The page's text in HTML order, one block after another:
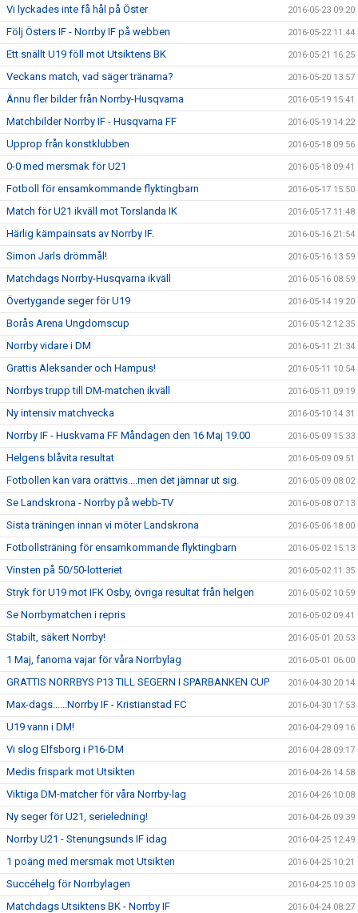
Vi lyckades inte få hål på Öster 2016-05-23 09:20
Följ Östers IF - Norrby IF på webben 2016-05-22 11:44
Ett snällt U19 föll mot Utsiktens BK 2016-05-21 16:25
Veckans match, vad säger tränarna? 2016-05-20 13:57
Ännu fler bilder från Norrby-Husqvarna 2016-05-19 15:41
Matchbilder Norrby IF - Husqvarna FF 2016-05-19 14:22
Upprop från konstklubben 2016-05-18 09:56
0-0 med mersmak för U21 2016-05-18 09:41
Fotboll för ensamkommande flyktingbarn 2016-05-17 15:50
Match för U21 ikväll mot Torslanda IK 2016-05-17 11:48
Härlig kämpainsats av Norrby IF. 2016-05-16 21:54
Simon Jarls drömmål! 2016-05-16 13:59
Matchdags Norrby-Husqvarna ikväll 2016-05-16 08:59
Övertygande seger för U19 2016-05-14 19:20
Borås Arena Ungdomscup 2016-05-12 12:35
Norrby vidare i DM 2016-05-11 21:34
Grattis Aleksander och Hampus! 2016-05-11 10:54
Norrbys trupp till DM-matchen ikväll 2016-05-11 09:19
Ny intensiv matchvecka 2016-05-10 14:31
Norrby IF - Huskvarna FF Måndagen den 16 Maj 19.00 2016-05-09 15:33
Helgens blåvita resultat 2016-05-09 09:51
Fotbollen kan vara orättvis....men det jämnar ut sig. 2016-05-09 08:02
Se Landskrona - Norrby på webb-TV 2016-05-08 07:13
Sista träningen innan vi möter Landskrona 2016-05-06 18:00
Fotbollsträning för ensamkommande flyktingbarn 2016-05-02 15:13
Vinsten på 50/50-lotteriet 2016-05-02 11:35
Stryk för U19 mot IFK Osby, övriga resultat från helgen 2016-05-02 10:59
Se Norrbymatchen i repris 2016-05-02 09:41
Stabilt, säkert Norrby! 2016-05-01 20:53
1 Maj, fanorna vajar för våra Norrbylag 2016-05-01 06:00
GRATTIS NORRBYS P13 TILL SEGERN I SPARBANKEN CUP 2016-04-30 20:14
Max-dags......Norrby IF - Kristianstad FC 2016-04-30 17:53
U19 vann i DM! 2016-04-29 09:16
Vi slog Elfsborg i P16-DM 2016-04-28 09:17
Medis frispark mot Utsikten 2016-04-26 14:58
Viktiga DM-matcher för våra Norrby-lag 2016-04-26 10:08
Ny seger för U21, serieledning! 2016-04-26 09:39
Norrby U21 - Stenungsunds IF idag 2016-04-25 12:49
1 poäng med mersmak mot Utsikten 2016-04-25 10:21
Succéhelg för Norrbylagen 2016-04-25 10:03
Matchdags Utsiktens BK - Norrby IF 2016-04-24 08:27